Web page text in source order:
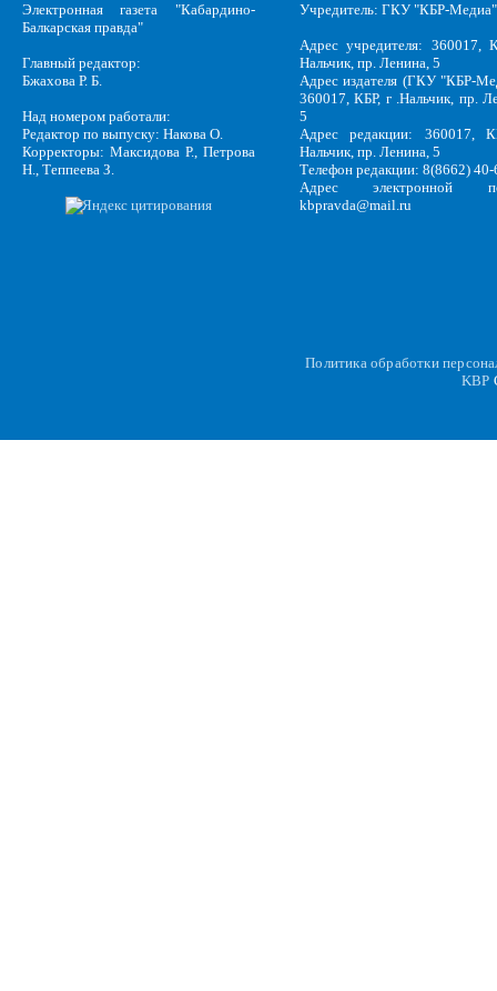
Электронная газета "Кабардино-
Балкарская правда"
Главный редактор:
Бжахова Р. Б.
Над номером работали:
Редактор по выпуску: Накова О.
Корректоры: Максидова Р., Петрова
Н., Теппеева З.
Учредитель: ГКУ "КБР-Медиа"
Адрес учредителя: 360017,
Нальчик, пр. Ленина, 5
Адрес издателя (ГКУ "КБР-
360017, КБР, г .Нальчик, пр.
5
Адрес редакции: 360017,
Нальчик, пр. Ленина, 5
Телефон редакции: 8(8662)
Адрес электронной
kbpravda@mail.ru
Политика обработки
KBP